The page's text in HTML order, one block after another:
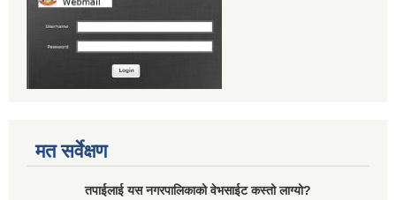
मत सर्वेक्षण
तपाईलाई यस नगरपालिकाको वेभसाईट कस्तो लाग्यो?